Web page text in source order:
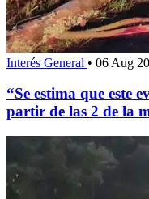
Interés General • 06 Aug
“Se estima que este
partir de las 2 de la